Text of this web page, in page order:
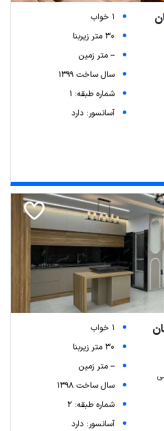
1 خواب
30 متر زیربنا
-- متر زمین
سال ساخت 1399
شماره طبقه: 1
آسانسور: دارد
1 خواب
30 متر زیربنا
-- متر زمین
سال ساخت 1398
شماره طبقه: 2
آسانسور: دارد